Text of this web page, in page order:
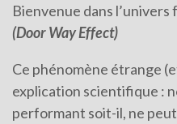
Bienvenue dans l’univers
(Door Way Effect)
Ce phénomène étrange
explication scientifique :
performant soit-il, ne